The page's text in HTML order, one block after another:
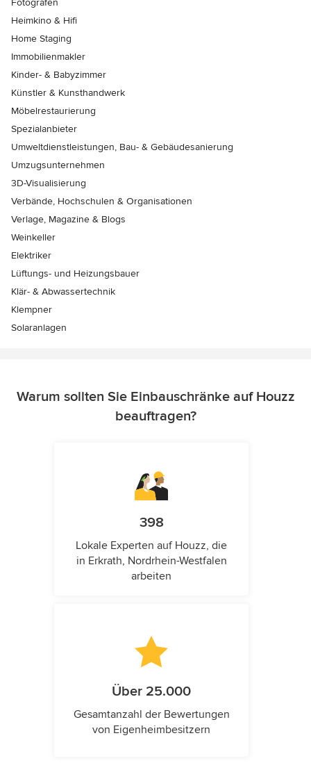
Fotografen
Heimkino & Hifi
Home Staging
Immobilienmakler
Kinder- & Babyzimmer
Künstler & Kunsthandwerk
Möbelrestaurierung
Spezialanbieter
Umweltdienstleistungen, Bau- & Gebäudesanierung
Umzugsunternehmen
3D-Visualisierung
Verbände, Hochschulen & Organisationen
Verlage, Magazine & Blogs
Weinkeller
Elektriker
Lüftungs- und Heizungsbauer
Klär- & Abwassertechnik
Klempner
Solaranlagen
Warum sollten Sie Einbauschränke auf Houzz
beauftragen?
398
Lokale Experten auf Houzz, die
in Erkrath, Nordrhein-Westfalen
arbeiten
Über 25.000
Gesamtanzahl der Bewertungen
von Eigenheimbesitzern